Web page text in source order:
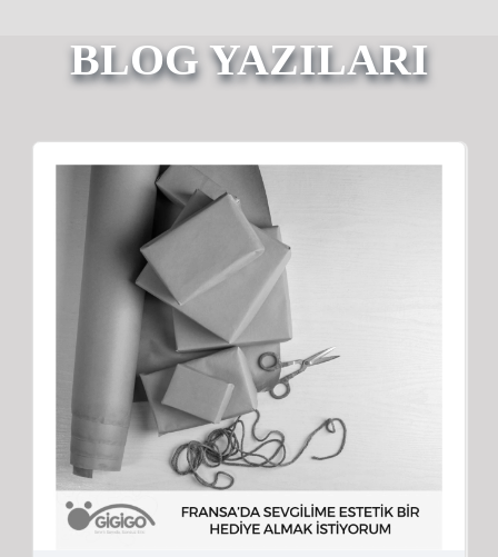
BLOG YAZILARI